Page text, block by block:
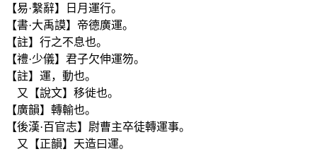
【易·繫辭】日月運行。
【書·大禹謨】帝德廣運。
【註】行之不息也。
【禮·少儀】君子欠伸運笏。
【註】運，動也。
又【說文】移徙也。
【廣韻】轉輸也。
【後漢·百官志】尉曹主卒徒轉運事。
又【正韻】天造曰運。